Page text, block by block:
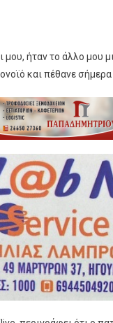
ήταν το άλλο μου
και πέθανε